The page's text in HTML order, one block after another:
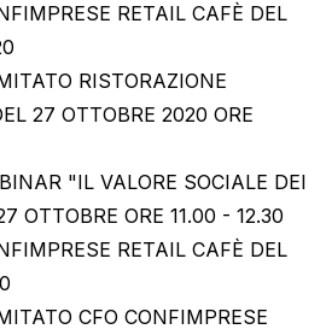
RETAIL CAFÈ DEL
RISTORAZIONE
27 OTTOBRE 2020 ORE
"IL VALORE SOCIALE DEI
OTTOBRE ORE 11.00 - 12.30
RETAIL CAFÈ DEL
CFO CONFIMPRESE